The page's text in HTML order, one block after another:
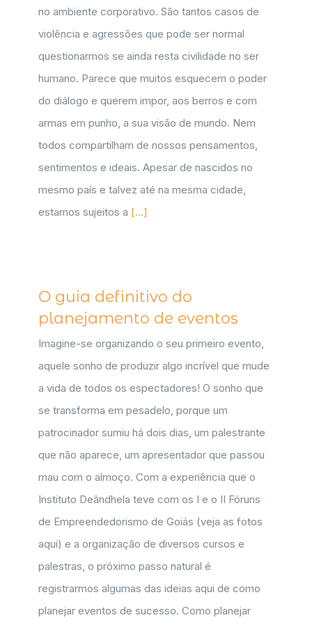
no ambiente corporativo. São tantos casos de
violência e agressões que pode ser normal
questionarmos se ainda resta civilidade no ser
humano. Parece que muitos esquecem o poder
do diálogo e querem impor, aos berros e com
armas em punho, a sua visão de mundo. Nem
todos compartilham de nossos pensamentos,
sentimentos e ideais. Apesar de nascidos no
mesmo país e talvez até na mesma cidade,
estamos sujeitos a [...]
O guia definitivo do
planejamento de eventos
Imagine-se organizando o seu primeiro evento,
aquele sonho de produzir algo incrível que mude
a vida de todos os espectadores! O sonho que
se transforma em pesadelo, porque um
patrocinador sumiu há dois dias, um palestrante
que não aparece, um apresentador que passou
mau com o almoço. Com a experiência que o
Instituto Deândhela teve com os I e o II Fóruns
de Empreendedorismo de Goiás (veja as fotos
aqui) e a organização de diversos cursos e
palestras, o próximo passo natural é
registrarmos algumas das ideias aqui de como
planejar eventos de sucesso. Como planejar